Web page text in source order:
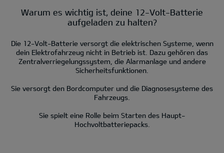
Warum es wichtig ist, deine 12-Volt-Batterie
aufgeladen zu halten?
Die 12-Volt-Batterie versorgt die elektrischen Systeme, wenn
dein Elektrofahrzeug nicht in Betrieb ist. Dazu gehören das
Zentralverriegelungssystem, die Alarmanlage und andere
Sicherheitsfunktionen.
Sie versorgt den Bordcomputer und die Diagnosesysteme des
Fahrzeugs.
Sie spielt eine Rolle beim Starten des Haupt-
Hochvoltbatteriepacks.